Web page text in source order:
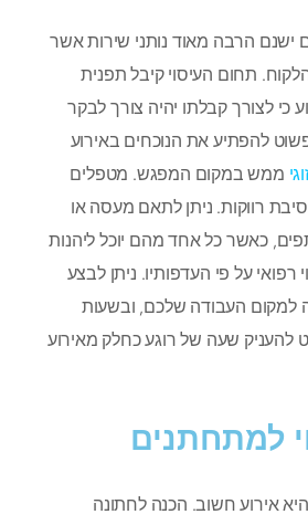
ישנם הרבה מאוד נותני שירות אשר
תחום העיסוי קיבל תפנית
כי לצורך קבלתו יהיה צורך לבקר
להפתיע את הנוכחים באירוע
ממש במקום המפגש. מטפלים
רווקות. ניתן לתאם מעסה או
כאשר כל אחד מהם יוכל ליהנות
רפואי על פי העדפותיו. ניתן לבצע
למקום העבודה שלכם, ובשעות
להעניק שעה של רוגע כחלק מאירוע
למתחתנים
אירוע חשוב. הכנה לחתונה